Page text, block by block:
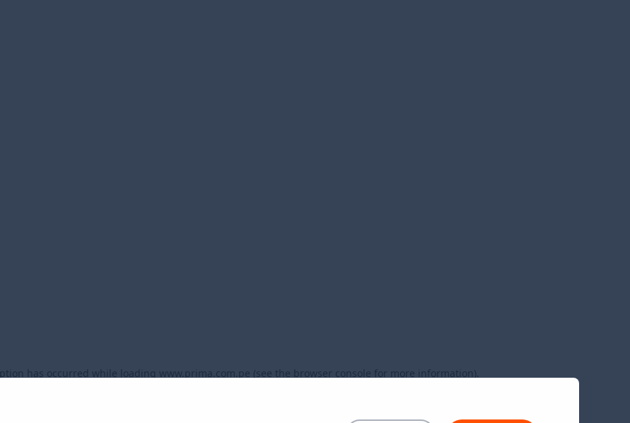
has occurred while loading www.prima.com.pe (see the browser console for more information).